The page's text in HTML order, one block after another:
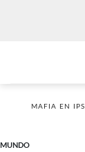
MAFIA EN IPS
MUNDO